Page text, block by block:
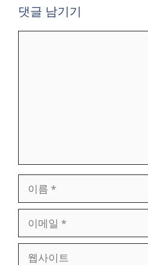
댓글 남기기
일